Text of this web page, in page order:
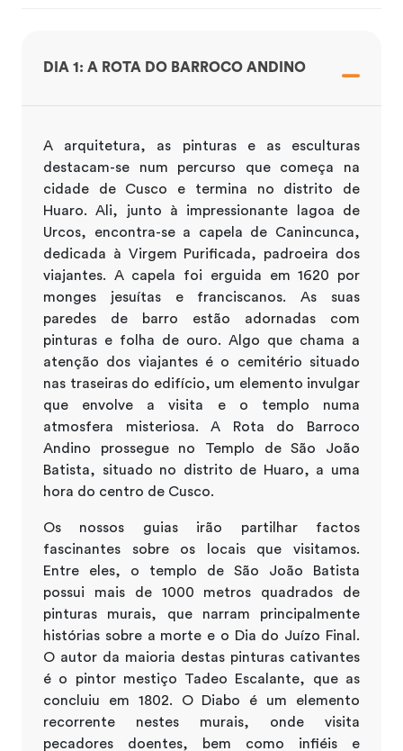
DIA 1: A ROTA DO BARROCO ANDINO
A arquitetura, as pinturas e as esculturas
destacam-se num percurso que começa na
cidade de Cusco e termina no distrito de
Huaro. Ali, junto à impressionante lagoa de
Urcos, encontra-se a capela de Canincunca,
dedicada à Virgem Purificada, padroeira dos
viajantes. A capela foi erguida em 1620 por
monges jesuítas e franciscanos. As suas
paredes de barro estão adornadas com
pinturas e folha de ouro. Algo que chama a
atenção dos viajantes é o cemitério situado
nas traseiras do edifício, um elemento invulgar
que envolve a visita e o templo numa
atmosfera misteriosa. A Rota do Barroco
Andino prossegue no Templo de São João
Batista, situado no distrito de Huaro, a uma
hora do centro de Cusco.
Os nossos guias irão partilhar factos
fascinantes sobre os locais que visitamos.
Entre eles, o templo de São João Batista
possui mais de 1000 metros quadrados de
pinturas murais, que narram principalmente
histórias sobre a morte e o Dia do Juízo Final.
O autor da maioria destas pinturas cativantes
é o pintor mestiço Tadeo Escalante, que as
concluiu em 1802. O Diabo é um elemento
recorrente nestes murais, onde visita
pecadores doentes, bem como infiéis e